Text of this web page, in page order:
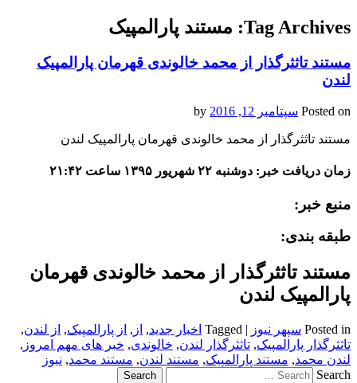
Tag Archives: مستند پارالمپیک
مستند تاثثرگذار از محمد خالوندی قهرمان پارالمپیک
لندن
Posted on سپتامبر 12, 2016
مستند تاثثرگذار از محمد خالوندی قهرمان پارالمپیک لندن
زمان دریافت خبر: دوشنبه ۲۲ شهریور ۱۳۹۵ ساعت ۲۱:۴۲
منبع خبر:
طبقه بندی:
مستند تاثثرگذار از محمد خالوندی قهرمان
پارالمپیک لندن
Posted in سپهر نیوز |
Tagged اخبار جدید, از , از پارالمپیک, از لندن,
تاثثرگذار پارالمپیک, تاثثرگذار لندن, خالوندی, خبر های مهم امروز ,
لندن محمد, مستند پارالمپیک, مستند لندن, مستند محمد, نیوز
Search